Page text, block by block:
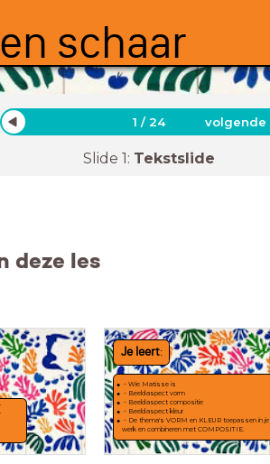
schaar
1 /24 volgende
Slide 1: Tekstslide
deze les
Je leert:
- Wie Matisse is
- Beeldaspect vorm
- Beeldaspect compositie
- Beeldaspect kleur
- De thema's VORM en KLEUR toepassen in je
werk en combineren met COMPOSITIE.